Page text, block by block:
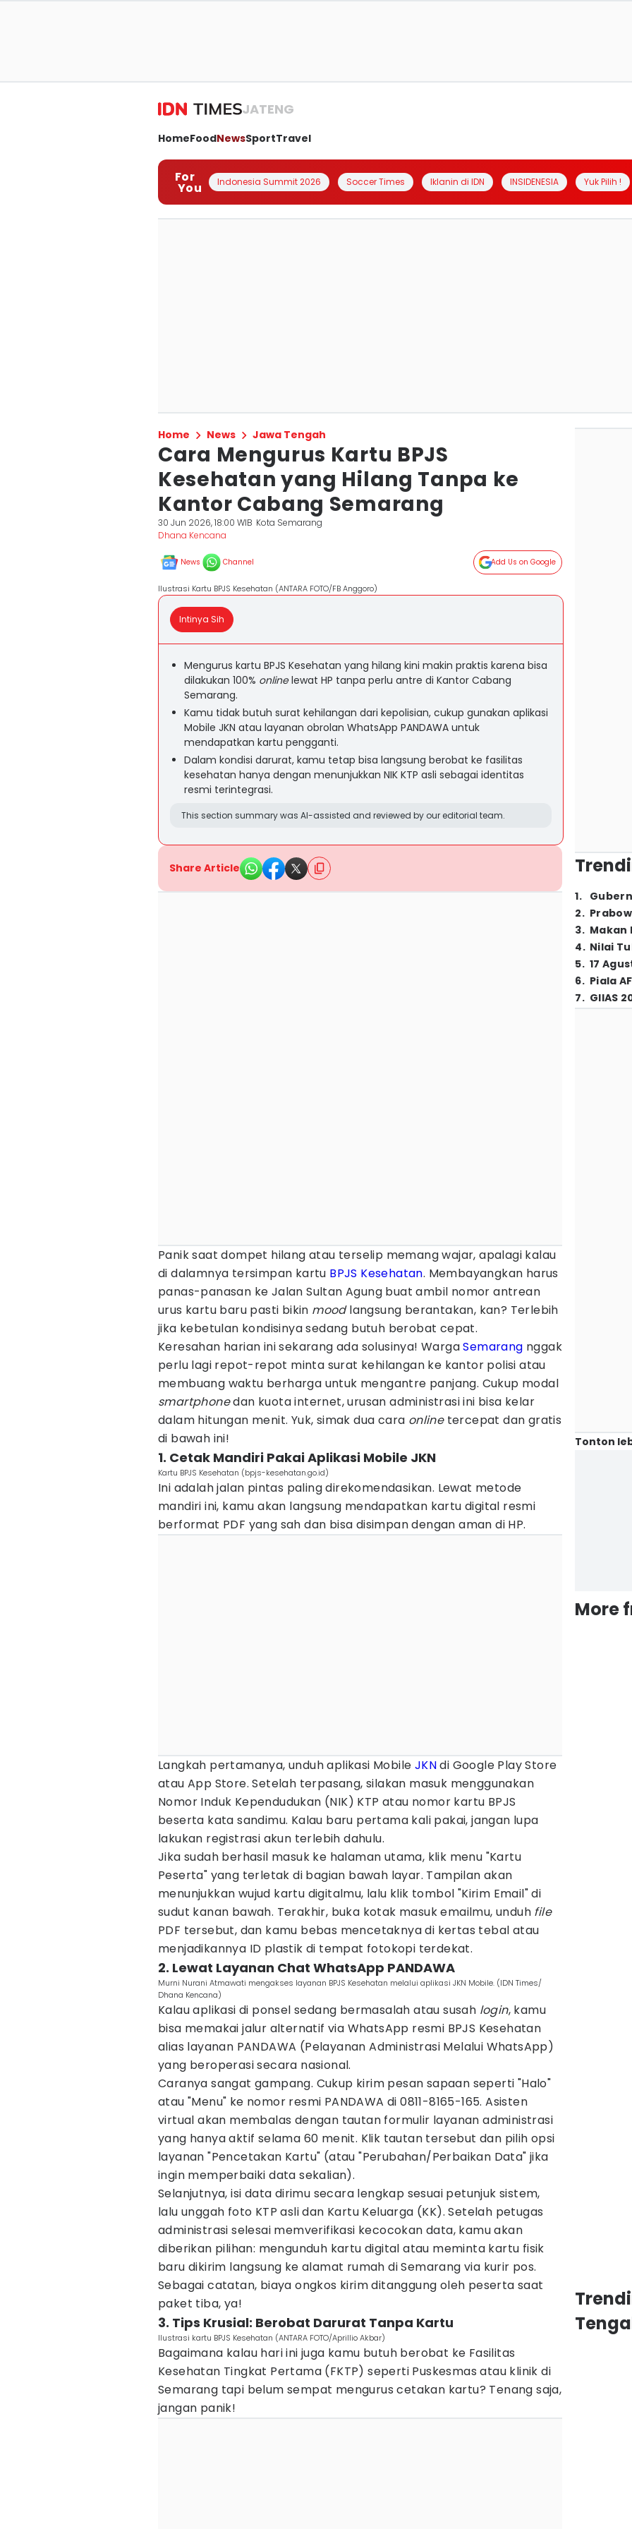
JATENG
HomeFoodNewsSportTravel
For
You Indonesia Summit 2026 Soccer Times Iklanin di IDN INSIDENESIA Yuk Pilih !
Home News Jawa Tengah
Cara Mengurus Kartu BPJS
Kesehatan yang Hilang Tanpa ke
Kantor Cabang Semarang
30 Jun 2026, 18:00 WIB Kota Semarang
Dhana Kencana
News Channel Add Us on Google
Ilustrasi Kartu BPJS Kesehatan (ANTARA FOTO/FB Anggoro)
Intinya Sih
Mengurus kartu BPJS Kesehatan yang hilang kini makin praktis karena bisa
dilakukan 100% onlinelewat HP tanpa perlu antre di Kantor Cabang
Semarang.
Kamu tidak butuh surat kehilangan dari kepolisian, cukup gunakan aplikasi
Mobile JKN atau layanan obrolan WhatsApp PANDAWA untuk
mendapatkan kartu pengganti.
Dalam kondisi darurat, kamu tetap bisa langsung berobat ke fasilitas
kesehatan hanya dengan menunjukkan NIK KTP asli sebagai identitas
resmi terintegrasi.
This section summary was AI-assisted and reviewed by our editorial team.
Share Article
Panik saat dompet hilang atau terselip memang wajar, apalagi kalau
di dalamnya tersimpan kartu BPJS Kesehatan. Membayangkan harus
panas-panasan ke Jalan Sultan Agung buat ambil nomor antrean
urus kartu baru pasti bikin moodlangsung berantakan, kan? Terlebih
jika kebetulan kondisinya sedang butuh berobat cepat.
Keresahan harian ini sekarang ada solusinya! WargaSemarang nggak
perlu lagi repot-repot minta surat kehilangan ke kantor polisi atau
membuang waktu berharga untuk mengantre panjang. Cukup modal
smartphonedan kuota internet, urusan administrasi ini bisa kelar
dalam hitungan menit. Yuk, simak dua cara onlinetercepat dan gratis
di bawah ini!
1. Cetak Mandiri Pakai Aplikasi Mobile JKN
Kartu BPJS Kesehatan (bpjs-kesehatan.go.id)
Ini adalah jalan pintas paling direkomendasikan. Lewat metode
mandiri ini, kamu akan langsung mendapatkan kartu digital resmi
berformat PDF yang sah dan bisa disimpan dengan aman di HP.
Langkah pertamanya, unduh aplikasi Mobile JKNdi Google Play Store
atau App Store. Setelah terpasang, silakan masuk menggunakan
Nomor Induk Kependudukan (NIK) KTP atau nomor kartu BPJS
beserta kata sandimu. Kalau baru pertama kali pakai, jangan lupa
lakukan registrasi akun terlebih dahulu.
Jika sudah berhasil masuk ke halaman utama, klik menu "Kartu
Peserta" yang terletak di bagian bawah layar. Tampilan akan
menunjukkan wujud kartu digitalmu, lalu klik tombol "Kirim Email" di
sudut kanan bawah. Terakhir, buka kotak masuk emailmu, unduh file
PDF tersebut, dan kamu bebas mencetaknya di kertas tebal atau
menjadikannya ID plastik di tempat fotokopi terdekat.
2. Lewat Layanan Chat WhatsApp PANDAWA
Murni Nurani Atmawati mengakses layanan BPJS Kesehatan melalui aplikasi JKN Mobile. (IDN Times/
Dhana Kencana)
Kalau aplikasi di ponsel sedang bermasalah atau susah login, kamu
bisa memakai jalur alternatif via WhatsApp resmi BPJS Kesehatan
alias layanan PANDAWA (Pelayanan Administrasi Melalui WhatsApp)
yang beroperasi secara nasional.
Caranya sangat gampang. Cukup kirim pesan sapaan seperti "Halo"
atau "Menu" ke nomor resmi PANDAWA di 0811-8165-165. Asisten
virtual akan membalas dengan tautan formulir layanan administrasi
yang hanya aktif selama 60 menit. Klik tautan tersebut dan pilih opsi
layanan "Pencetakan Kartu" (atau "Perubahan/Perbaikan Data" jika
ingin memperbaiki data sekalian).
Selanjutnya, isi data dirimu secara lengkap sesuai petunjuk sistem,
lalu unggah foto KTP asli dan Kartu Keluarga (KK). Setelah petugas
administrasi selesai memverifikasi kecocokan data, kamu akan
diberikan pilihan: mengunduh kartu digital atau meminta kartu fisik
baru dikirim langsung ke alamat rumah di Semarang via kurir pos.
Sebagai catatan, biaya ongkos kirim ditanggung oleh peserta saat
paket tiba, ya!
3. Tips Krusial: Berobat Darurat Tanpa Kartu
Ilustrasi kartu BPJS Kesehatan (ANTARA FOTO/Aprillio Akbar)
Bagaimana kalau hari ini juga kamu butuh berobat ke Fasilitas
Kesehatan Tingkat Pertama (FKTP) seperti Puskesmas atau klinik di
Semarang tapi belum sempat mengurus cetakan kartu? Tenang saja,
jangan panik!
1.
2.
3. Makan
4. Nilai
5. 17
6. Piala
7. GIIAS
Tonton
More